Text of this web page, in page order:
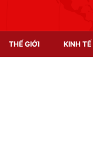
THẾ GIỚI KINH TẾ